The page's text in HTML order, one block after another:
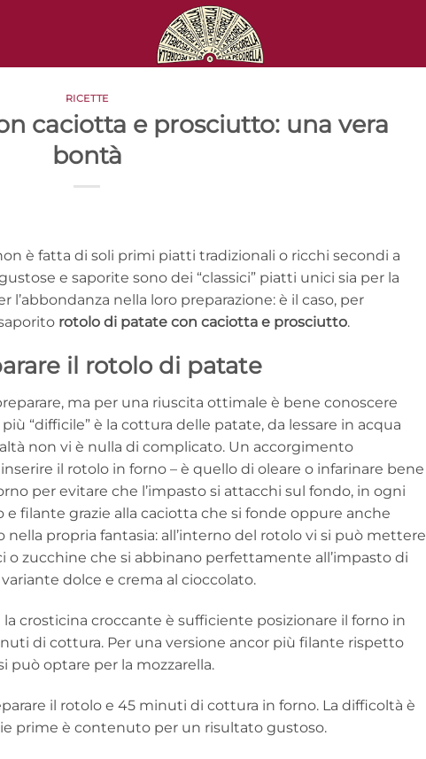
RICETTE
caciotta e prosciutto: una vera
bontà
è fatta di soli primi piatti tradizionali o ricchi secondi a
e saporite sono dei “classici” piatti unici sia per la
nella loro preparazione: è il caso, per
rotolo di patate con caciotta e prosciutto.
il rotolo di patate
ma per una riuscita ottimale è bene conoscere
“difficile” è la cottura delle patate, da lessare in acqua
non vi è nulla di complicato. Un accorgimento
il rotolo in forno – è quello di oleare o infarinare bene
per evitare che l’impasto si attacchi sul fondo, in ogni
e filante grazie alla caciotta che si fonde oppure anche
propria fantasia: all’interno del rotolo vi si può mettere
zucchine che si abbinano perfettamente all’impasto di
dolce e crema al cioccolato.
crosticina croccante è sufficiente posizionare il forno in
di cottura. Per una versione ancor più filante rispetto
può optare per la mozzarella.
il rotolo e 45 minuti di cottura in forno. La difficoltà è
prime è contenuto per un risultato gustoso.